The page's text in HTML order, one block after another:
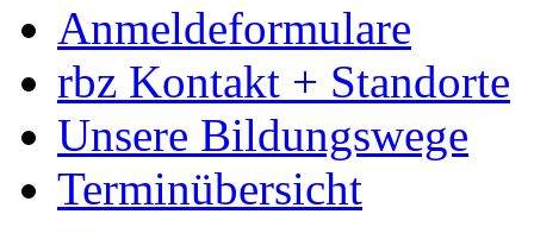
Anmeldeformulare
rbz Kontakt + Standorte
Unsere Bildungswege
Terminübersicht